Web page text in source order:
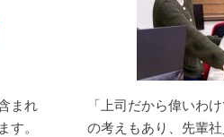
まれ
す。
「上司だから偉いわ
の考えもあり、先輩